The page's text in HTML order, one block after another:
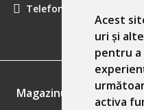
Acest
uri și
pentru a
activa
Telefon:
Magazinul nostru